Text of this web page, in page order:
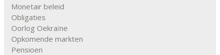
Monetair beleid
Obligaties
Oorlog Oekraïne
Opkomende markten
Pensioen